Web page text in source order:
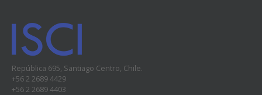
República 695, Santiago Centro, Chile.
+56 2 2689 4429
+56 2 2689 4403